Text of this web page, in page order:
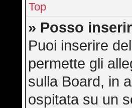
Top
» Posso
Puoi inserire
permette gli
sulla Board, in
ospitata su un